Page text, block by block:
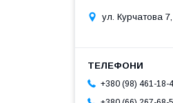
ул. Курчатова
+380 (98) 461-18-